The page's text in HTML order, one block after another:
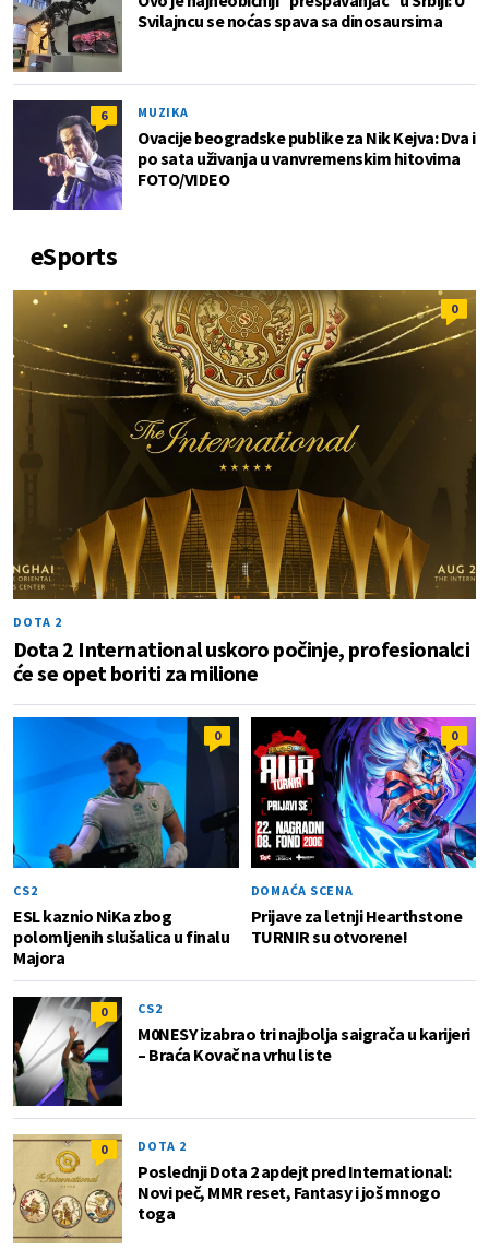
Svilajncu se noćas spava sa dinosaursima
6 MUZIKA
Ovacije beogradske publike za Nik Kejva: Dva i
po sata uživanja u vanvremenskim hitovima
FOTO/VIDEO
eSports
0
DOTA 2
Dota 2 International uskoro počinje, profesionalci
će se opet boriti za milione
0
CS2
ESL kaznio NiKa zbog
polomljenih slušalica u finalu
Majora
0
DOMAĆA SCENA
Prijave za letnji Hearthstone
TURNIR su otvorene!
0 CS2
M0NESY izabrao tri najbolja saigrača u karijeri
– Braća Kovač na vrhu liste
0 DOTA 2
Poslednji Dota 2 apdejt pred International:
Novi peč, MMR reset, Fantasy i još mnogo
toga